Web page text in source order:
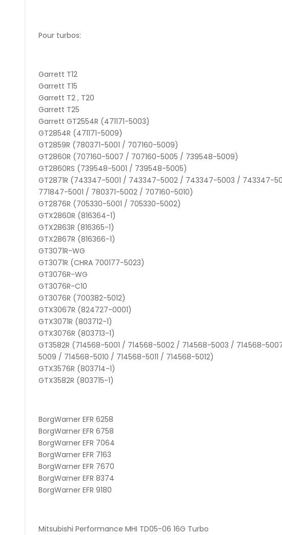
Pour turbos:
Garrett T12
Garrett T15
Garrett T2 , T20
Garrett T25
Garrett GT2554R (471171-5003)
GT2854R (471171-5009)
GT2859R (780371-5001 / 707160-5009)
GT2860R (707160-5007 / 707160-5005 / 739548-5009)
GT2860RS (739548-5001 / 739548-5005)
GT2871R (743347-5001 / 743347-5002 / 743347-5003 / 743347-
771847-5001 / 780371-5002 / 707160-5010)
GT2876R (705330-5001 / 705330-5002)
GTX2860R (816364-1)
GTX2863R (816365-1)
GTX2867R (816366-1)
GT3071R-WG
GT3071R (CHRA 700177-5023)
GT3076R-WG
GT3076R-C10
GT3076R (700382-5012)
GTX3067R (824727-0001)
GTX3071R (803712-1)
GTX3076R (803713-1)
GT3582R (714568-5001 / 714568-5002 / 714568-5003 / 714568-
5009 / 714568-5010 / 714568-5011 / 714568-5012)
GTX3576R (803714-1)
GTX3582R (803715-1)
BorgWarner EFR 6258
BorgWarner EFR 6758
BorgWarner EFR 7064
BorgWarner EFR 7163
BorgWarner EFR 7670
BorgWarner EFR 8374
BorgWarner EFR 9180
Mitsubishi Performance MHI TD05-06 16G Turbo